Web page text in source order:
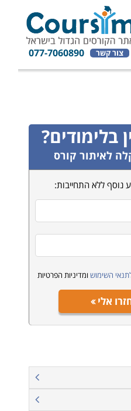
צור קשר 077-7060890
בלימודים?
לאיתור קורס
נוסף ללא התחייבות:
השימוש ומדיניות הפרטיות
אלי